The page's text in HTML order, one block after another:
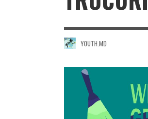
YOUTH.MD